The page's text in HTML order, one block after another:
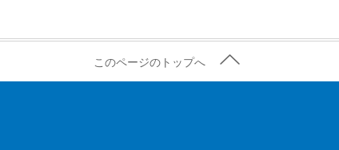
このページのトップへ